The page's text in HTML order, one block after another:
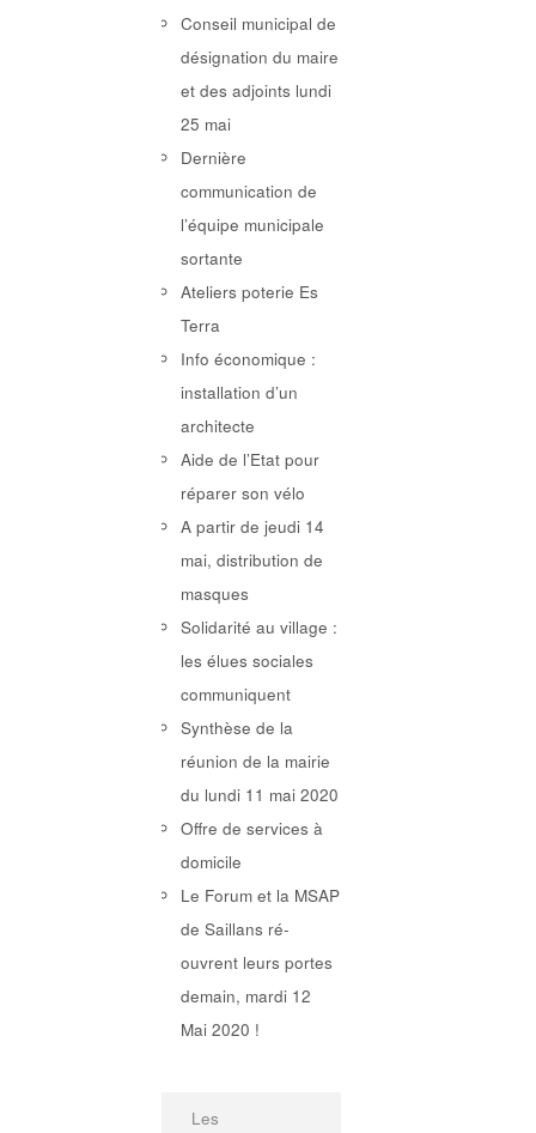
Conseil municipal de
désignation du maire
et des adjoints lundi
25 mai
Dernière
communication de
l’équipe municipale
sortante
Ateliers poterie Es
Terra
Info économique :
installation d’un
architecte
Aide de l’Etat pour
réparer son vélo
A partir de jeudi 14
mai, distribution de
masques
Solidarité au village :
les élues sociales
communiquent
Synthèse de la
réunion de la mairie
du lundi 11 mai 2020
Offre de services à
domicile
Le Forum et la MSAP
de Saillans ré-
ouvrent leurs portes
demain, mardi 12
Mai 2020 !
Les